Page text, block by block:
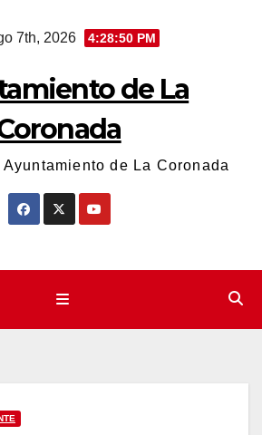
7th, 2026 4:28:51 PM
de La
de La Coronada